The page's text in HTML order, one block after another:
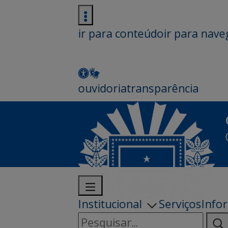
ir para conteúdoir para
ouvidoriatransparência
Institucional Serviços
Pesquisar